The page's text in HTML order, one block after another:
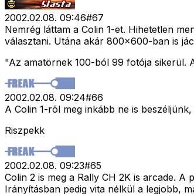
2002.02.08. 09:46#67
Nemrég láttam a Colin 1-et. Hihetetlen
választani. Utána akár 800x600-ban is
"Az amatörnek 100-ból 99 fotója sikerül.
2002.02.08. 09:24#66
A Colin 1-rõl meg inkább ne is
Riszpekk
2002.02.08. 09:23#65
Colin 2 is meg a Rally CH 2K is arcade.
Irányításban pedig vita nélkül a legjobb,